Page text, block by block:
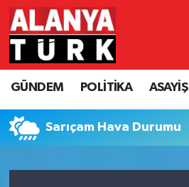
GÜNDEM POLİTİKA ASAYİŞ
Sarıçam Hava Durumu
GÜNDEM
POLİTİKA
ASAYİŞ
Nöbetçi Eczaneler
Hava Durumu
Namaz Vakitleri